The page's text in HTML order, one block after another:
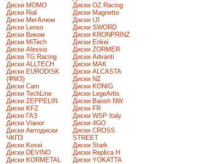
Диски MOMO
Диски Rial
Диски МегАлюм
Диски Lenso
Диски Виком
Диски MiTech
Диски Alessio
Диски TG Racing
Диски ALLTECH
Диски EURODISK
(ФМЗ)
Диски Cam
Диски TechLine
Диски ZEPPELIN
Диски KFZ
Диски ГАЗ
Диски Vianor
Диски Автодиски
ЧКПЗ
Диски Kosei
Диски DEVINO
Диски KORMETAL
Диски OZ Racing
Диски Magnetto
Диски IJI
Диски SWORD
Диски KRONPRINZ
Диски Enkei
Диски ZORMER
Диски Advanti
Диски MAK
Диски ALCASTA
Диски NZ
Диски KONIG
Диски LegeArtis
Диски Baosh NW
Диски FR
Диски WSP Italy
Диски 4GO
Диски CROSS
STREET
Диски Stark
Диски Replica H
Диски YOKATTA